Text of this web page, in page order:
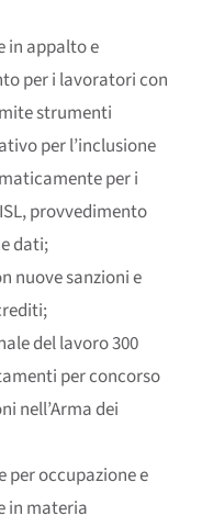
in appalto e
per i lavoratori con
strumenti
per l’inclusione
per i
provvedimento
dati;
nuove sanzioni e
del lavoro 300
per concorso
nell’Arma dei
per occupazione e
in materia